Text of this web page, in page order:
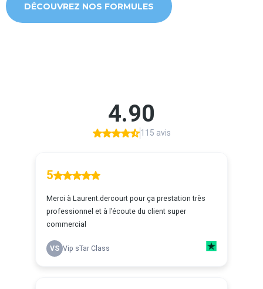
DÉCOUVREZ NOS FORMULES